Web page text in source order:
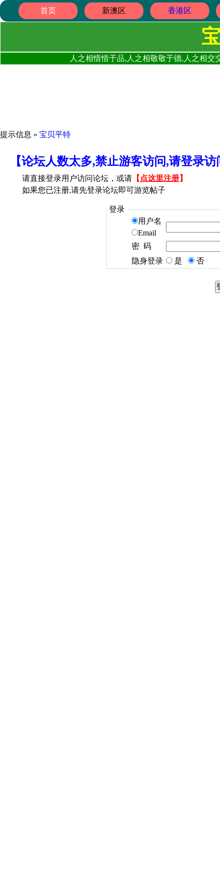
首页 新澳区 香港区
人之相惜惜于品,人之相敬敬于德,人之相
提示信息 » 宝贝平特
【论坛人数太多,禁止游客访问,请登录
请直接登录用户访问论坛，或请 【 点这里注册】
如果您已注册,请先登录论坛即可游览帖子
登录
用户名
Email
密 码
隐身登录
是 否